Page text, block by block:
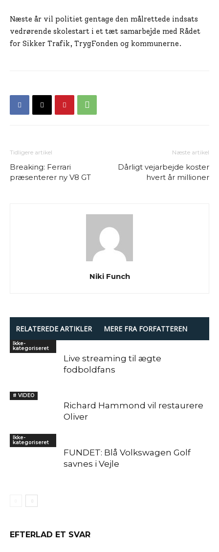
Næste år vil politiet gentage den målrettede indsats
vedrørende skolestart i et tæt samarbejde med Rådet
for Sikker Trafik, TrygFonden og kommunerne.
Tidligere artikel
Breaking: Ferrari
præsenterer ny V8 GT
Næste artikel
Dårligt vejarbejde koster
hvert år millioner
Niki Funch
RELATEREDE ARTIKLER MERE FRA FORFATTEREN
Ikke-
kategoriseret
Live streaming til ægte
fodboldfans
# VIDEO
Richard Hammond vil restaurere
Oliver
Ikke-
kategoriseret
FUNDET: Blå Volkswagen Golf
savnes i Vejle
EFTERLAD ET SVAR